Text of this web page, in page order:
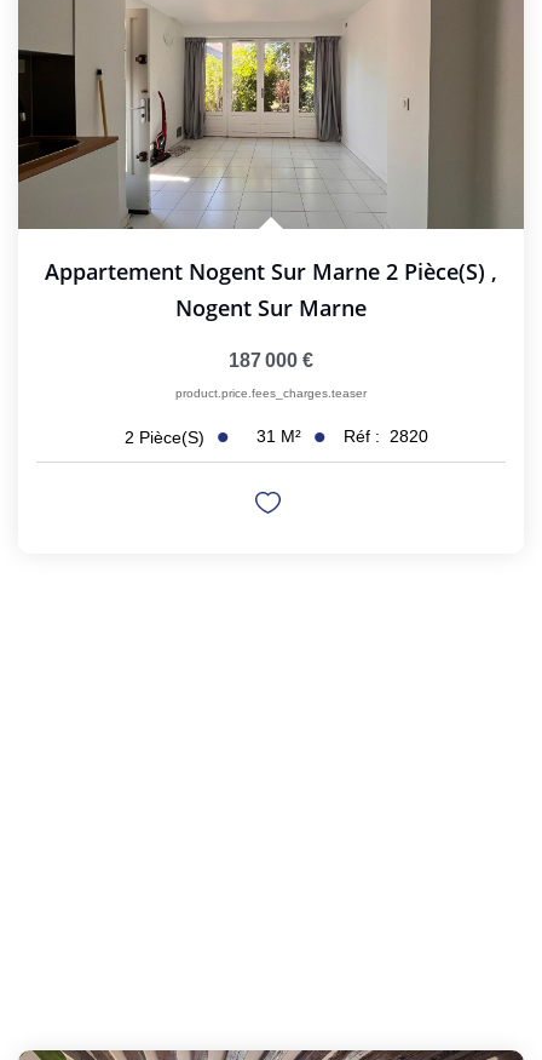
Appartement Nogent Sur Marne 2 Pièce(s) ,
Nogent Sur Marne
187 000 €
product.price.fees_charges.teaser
2 Pièce(s) 31 M² Réf : 2820